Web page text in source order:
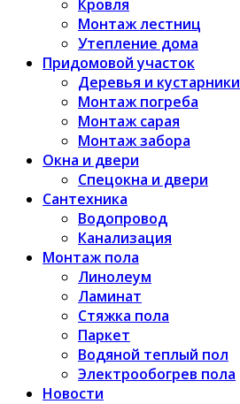
Кровля
Монтаж лестниц
Утепление дома
Придомовой участок
Деревья и кустарники
Монтаж погреба
Монтаж сарая
Монтаж забора
Окна и двери
Спецокна и двери
Сантехника
Водопровод
Канализация
Монтаж пола
Линолеум
Ламинат
Стяжка пола
Паркет
Водяной теплый пол
Электрообогрев пола
Новости